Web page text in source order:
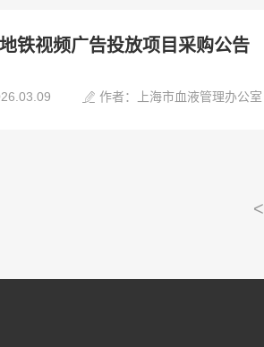
铁视频广告投放项目采购公告
 作者：上海市血液管理办公室
<